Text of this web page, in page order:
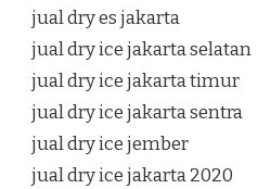
jual dry es jakarta
jual dry ice jakarta selatan
jual dry ice jakarta timur
jual dry ice jakarta sentra
jual dry ice jember
jual dry ice jakarta 2020